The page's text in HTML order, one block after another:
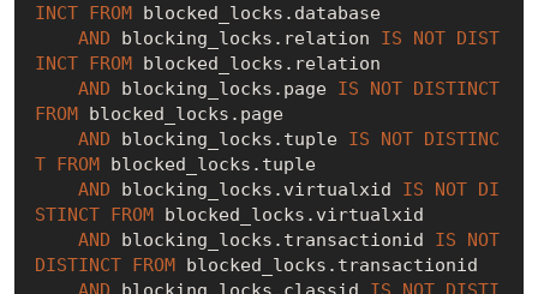
INCT FROM blocked_locks.database
AND blocking_locks.relation IS NOT DIST
INCT FROM blocked_locks.relation
AND blocking_locks.page IS NOT DISTINCT
FROM blocked_locks.page
AND blocking_locks.tuple IS NOT DISTINC
T FROM blocked_locks.tuple
AND blocking_locks.virtualxid IS NOT DI
STINCT FROM blocked_locks.virtualxid
AND blocking_locks.transactionid IS
NOT
DISTINCT FROM blocked_locks.transactionid